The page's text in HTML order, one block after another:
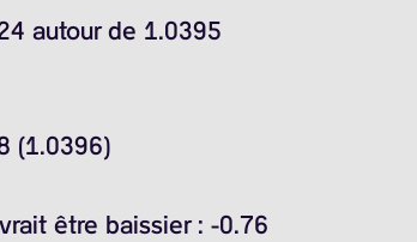
autour de 1.0395
(1.0396)
être baissier : -0.76